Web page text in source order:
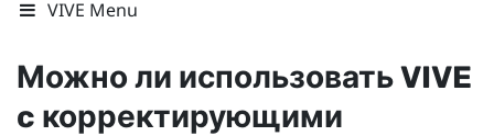
VIVE Menu
Можно ли использоватьVIVE
c корректирующими